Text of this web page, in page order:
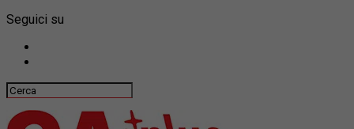
Seguici su